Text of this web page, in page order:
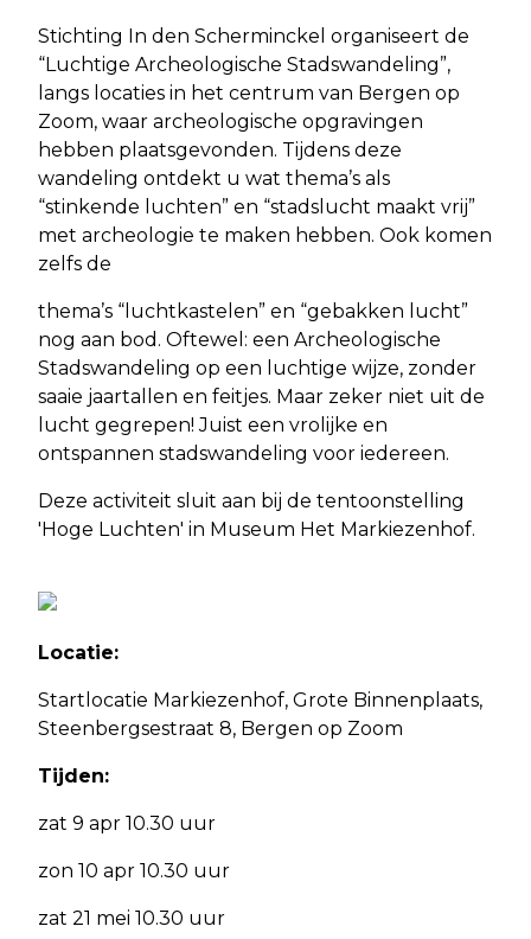
Stichting In den Scherminckel organiseert de
“Luchtige Archeologische Stadswandeling”,
langs locaties in het centrum van Bergen op
Zoom, waar archeologische opgravingen
hebben plaatsgevonden. Tijdens deze
wandeling ontdekt u wat thema’s als
“stinkende luchten” en “stadslucht maakt vrij”
met archeologie te maken hebben. Ook komen
zelfs de
thema’s “luchtkastelen” en “gebakken lucht”
nog aan bod. Oftewel: een Archeologische
Stadswandeling op een luchtige wijze, zonder
saaie jaartallen en feitjes. Maar zeker niet uit de
lucht gegrepen! Juist een vrolijke en
ontspannen stadswandeling voor iedereen.
Deze activiteit sluit aan bij de tentoonstelling
'Hoge Luchten' in Museum Het Markiezenhof.
Locatie:
Startlocatie Markiezenhof, Grote Binnenplaats,
Steenbergsestraat 8, Bergen op Zoom
Tijden:
zat 9 apr 10.30 uur
zon 10 apr 10.30 uur
zat 21 mei 10.30 uur